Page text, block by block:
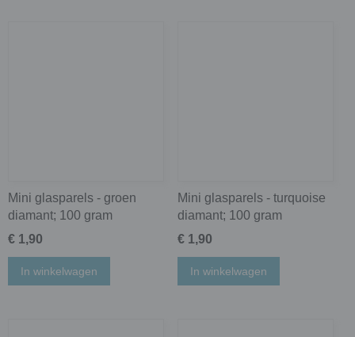
Mini glasparels - groen
diamant; 100 gram
€ 1,90
In winkelwagen
Mini glasparels - turquoise
diamant; 100 gram
€ 1,90
In winkelwagen